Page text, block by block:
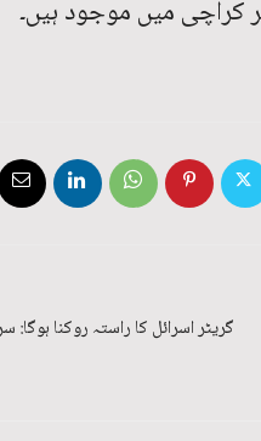
گریٹر اسرائل کا راستہ روکنا